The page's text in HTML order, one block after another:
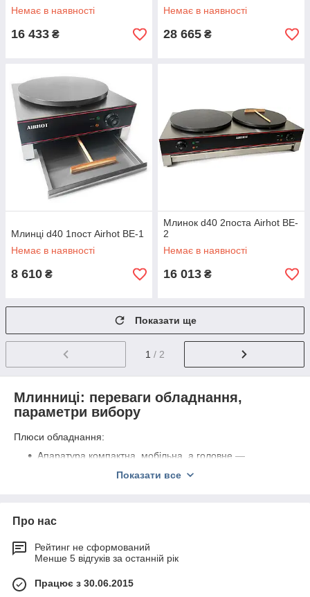
Немає в наявності
16 433 ₴
Немає в наявності
28 665 ₴
Млинці d40 1пост Airhot BE-1
Немає в наявності
8 610 ₴
Млинок d40 2поста Airhot BE-
2
Немає в наявності
16 013 ₴
Показати ще
1 / 2
Млинниці: переваги обладнання,
параметри вибору
Плюси обладнання:
Апаратура компактна, мобільна, а головне —
поверхні з чавуну або нержавіючої сталі (іноді
Млинці виходять однаковими по товщині, рівномірно
рум'яними.
Задана температура підтримується в автоматичному
Показати все
Про нас
Рейтинг не сформований
Менше 5 відгуків за останній рік
Працює з 30.06.2015